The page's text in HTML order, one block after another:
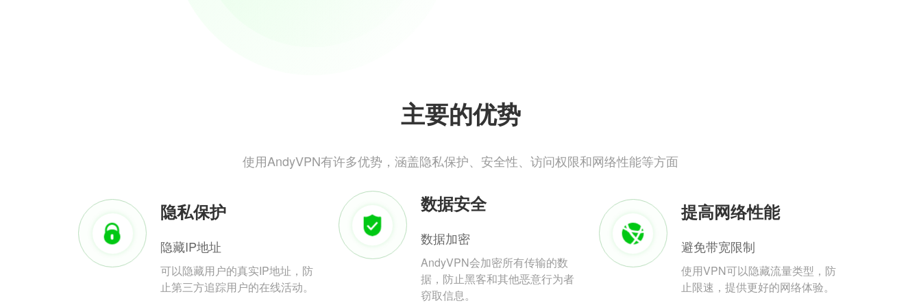
主要的优势
使用AndyVPN有许多优势，涵盖隐私保护、安全性、访问权限和网络性能等方面
隐私保护
隐藏IP地址
可以隐藏用户的真实IP地址，防
止第三方追踪用户的在线活动。
数据安全
数据加密
AndyVPN会加密所有传输的数
据，防止黑客和其他恶意行为者
窃取信息。
提高网络性能
避免带宽限制
使用VPN可以隐藏流量类型，防
止限速，提供更好的网络体验。